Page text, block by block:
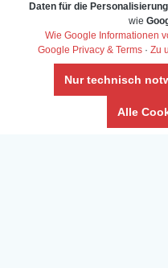
Umwelt
Daten für die
wie
Wie Google Informationen
Google Privacy & Terms · Zu
Nur technisch
Alle